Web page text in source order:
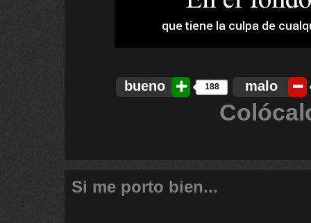
bueno 188 malo
Si me porto bien...